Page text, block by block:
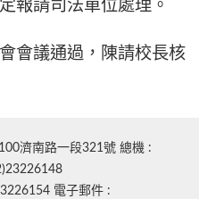
報請司法單位處理。
會議通過，陳請校長核
濟南路一段321號 總機 :
電子郵件 :